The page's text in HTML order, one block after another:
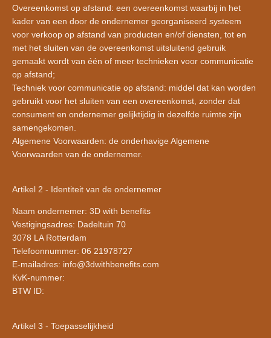
Overeenkomst op afstand: een overeenkomst waarbij in het
kader van een door de ondernemer georganiseerd systeem
voor verkoop op afstand van producten en/of diensten, tot en
met het sluiten van de overeenkomst uitsluitend gebruik
gemaakt wordt van één of meer technieken voor communicatie
op afstand;
Techniek voor communicatie op afstand: middel dat kan worden
gebruikt voor het sluiten van een overeenkomst, zonder dat
consument en ondernemer gelijktijdig in dezelfde ruimte zijn
samengekomen.
Algemene Voorwaarden: de onderhavige Algemene
Voorwaarden van de ondernemer.
Artikel 2 - Identiteit van de ondernemer
Naam ondernemer: 3D with benefits
Vestigingsadres: Dadeltuin 70
3078 LA Rotterdam
Telefoonnummer: 06 21978727
E-mailadres: info@3dwithbenefits.com
KvK-nummer:
BTW ID:
Artikel 3 - Toepasselijkheid